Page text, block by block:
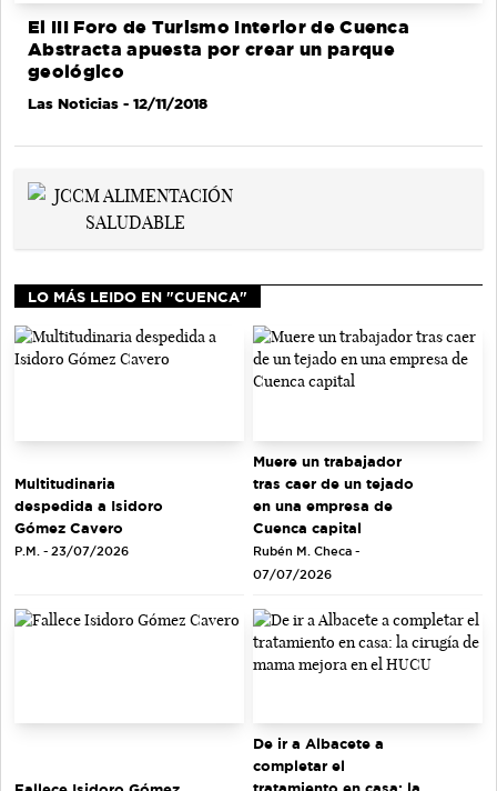
El III Foro de Turismo Interior de Cuenca
Abstracta apuesta por crear un parque
geológico
Las Noticias - 12/11/2018
LO MÁS LEIDO EN "CUENCA"
Multitudinaria
despedida a Isidoro
Gómez Cavero
P.M. - 23/07/2026
Muere un trabajador
tras caer de un tejado
en una empresa de
Cuenca capital
Rubén M. Checa -
07/07/2026
De ir a Albacete a
completar el
tratamiento en casa: la